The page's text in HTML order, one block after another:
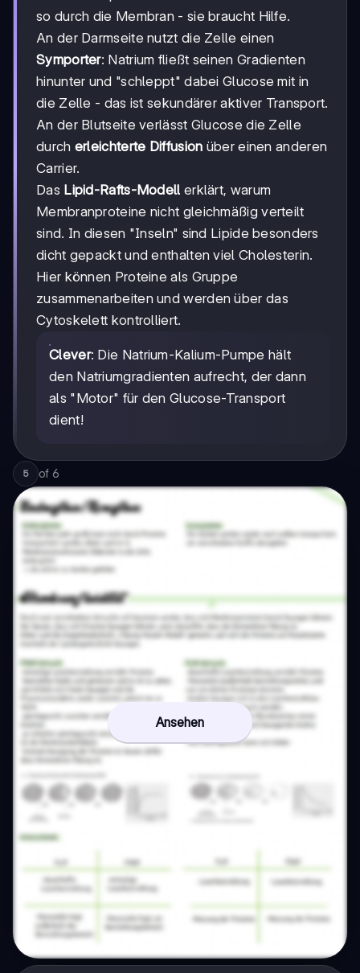
so durch die Membran - sie braucht Hilfe.
An der Darmseite nutzt die Zelle einen
Symporter: Natrium fließt seinen Gradienten
hinunter und "schleppt" dabei Glucose mit in
die Zelle - das ist sekundärer aktiver Transport.
An der Blutseite verlässt Glucose die Zelle
durch erleichterte Diffusion über einen anderen
Carrier.
Das Lipid-Rafts-Modell erklärt, warum
Membranproteine nicht gleichmäßig verteilt
sind. In diesen "Inseln" sind Lipide besonders
dicht gepackt und enthalten viel Cholesterin.
Hier können Proteine als Gruppe
zusammenarbeiten und werden über das
Cytoskelett kontrolliert.
Clever: Die Natrium-Kalium-Pumpe hält
den Natriumgradienten aufrecht, der dann
als "Motor" für den Glucose-Transport
dient!
5 of 6
Ansehen